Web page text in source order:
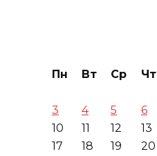
Пн Вт Ср Чт
3
4 5 6
10
11 12 13
17
18 19 20